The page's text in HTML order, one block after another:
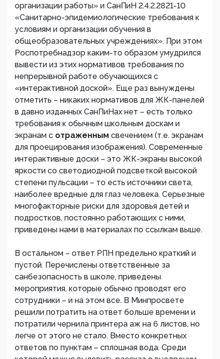
организации работы» и СанПиН 2.4.2.2821-10
«Санитарно-эпидемиологические требования к
условиям и организации обучения в
общеобразовательных учреждениях». При этом
Роспотребнадзор каким-то образом умудрился
вывести из этих нормативов требования по
непрерывной работе обучающихся с
«интерактивной доской». Еще раз вынуждены
отметить – никаких нормативов для ЖК-панелей
в давно изданных СанПиНах нет – есть только
требования к обычным школьным доскам и
экранам с отраженным свечением (т.е. экранам
для проецирования изображения). Современные
интерактивные доски – это ЖК-экраны высокой
яркости со светодиодной подсветкой высокой
степени пульсации – то есть источники света,
наиболее вредные для глаз человека. Серьезные
многофакторные риски для здоровья детей и
подростков, постоянно работающих с ними,
приведены нами в материалах по ссылкам выше.
В остальном – ответ РПН предельно краткий и
пустой. Перечислены ответственные за
санбезопасность в школе, приведены
мероприятия, которые обычно проводят его
сотрудники – и на этом все. В Минпросвете
решили потратить на ответ больше времени и
потратили чернила принтера аж на 6 листов, но
легче от этого не стало. Вместо конкретных
ответов по пунктам – сплошная вода. Среди